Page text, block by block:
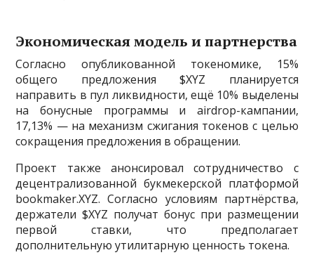
Экономическая модель и партнерства
Согласно опубликованной токеномике, 15%
общего предложения $XYZ планируется
направить в пул ликвидности, ещё 10% выделены
на бонусные программы и airdrop-кампании,
17,13% — на механизм сжигания токенов с целью
сокращения предложения в обращении.
Проект также анонсировал сотрудничество с
децентрализованной букмекерской платформой
bookmaker.XYZ. Согласно условиям партнёрства,
держатели $XYZ получат бонус при размещении
первой ставки, что предполагает
дополнительную утилитарную ценность токена.